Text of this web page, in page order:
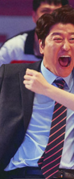
Production
화 제작 현황
제작상황판 (11월 15일 기준)